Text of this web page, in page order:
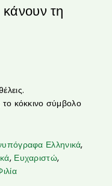
τη
κόκκινο σύμβολο
Ελληνικά,
, Ευχαριστώ,